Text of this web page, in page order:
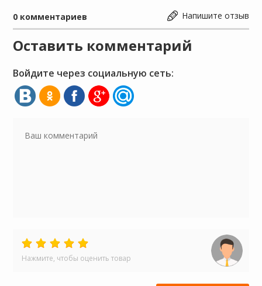
Напишите отзыв
0 комментариев
Оставить комментарий
Войдите через социальную сеть:
Нажмите, чтобы оценить товар